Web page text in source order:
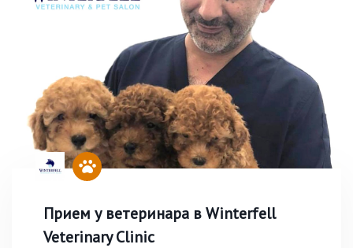
Прием у ветеринара в Winterfell
Veterinary Clinic